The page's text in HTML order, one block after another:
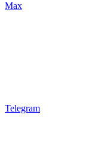
Max
Telegram